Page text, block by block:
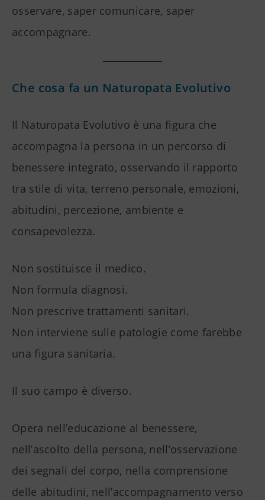
osservare, saper comunicare, saper
accompagnare.
Che cosa fa un Naturopata Evolutivo
Il Naturopata Evolutivo è una figura che
accompagna la persona in un percorso di
benessere integrato, osservando il rapporto
tra stile di vita, terreno personale, emozioni,
abitudini, percezione, ambiente e
consapevolezza.
Non sostituisce il medico.
Non formula diagnosi.
Non prescrive trattamenti sanitari.
Non interviene sulle patologie come farebbe
una figura sanitaria.
Il suo campo è diverso.
Opera nell’educazione al benessere,
nell’ascolto della persona, nell’osservazione
dei segnali del corpo, nella comprensione
delle abitudini, nell’accompagnamento verso